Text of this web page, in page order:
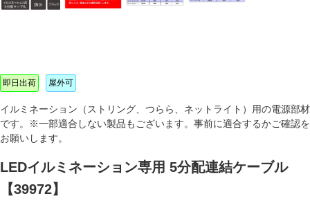
即日出荷 屋外可
イルミネーション（ストリング、つらら、ネットライト）用の電源部材
です。※一部適合しない製品もございます。事前に適合するかご確認を
お願いします。
LEDイルミネーション専用 5分配連結ケーブル
【39972】